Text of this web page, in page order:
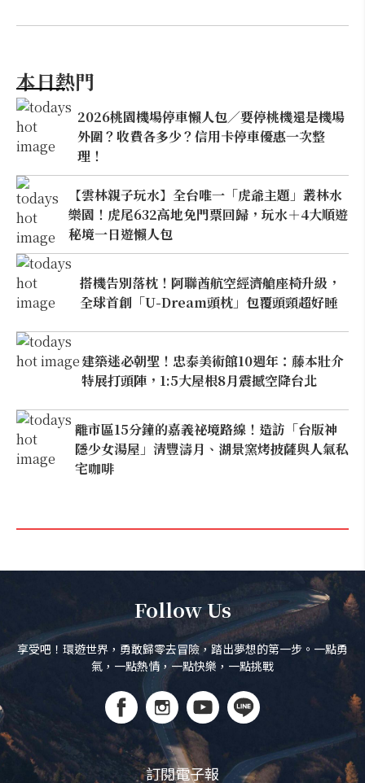
本日熱門
2026桃園機場停車懶人包／要停桃機還是機場
外圍？收費各多少？信用卡停車優惠一次整
理！
【雲林親子玩水】全台唯一「虎爺主題」叢林水
樂園！虎尾632高地免門票回歸，玩水＋4大順遊
秘境一日遊懶人包
搭機告別落枕！阿聯酋航空經濟艙座椅升級，
全球首創「U-Dream頭枕」包覆頭頸超好睡
建築迷必朝聖！忠泰美術館10週年：藤本壯介
特展打頭陣，1:5大屋根8月震撼空降台北
離市區15分鐘的嘉義祕境路線！造訪「台版神
隱少女湯屋」清豐濤月、湖景窯烤披薩與人氣私
宅咖啡
Follow Us
享受吧！環遊世界，勇敢歸零去冒險，踏出夢想的第一步。一點勇
氣，一點熱情，一點快樂，一點挑戰
訂閱電子報